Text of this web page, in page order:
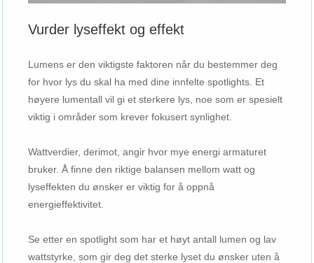
Vurder lyseffekt og effekt
Lumens er den viktigste faktoren når du bestemmer deg
for hvor lys du skal ha med dine innfelte spotlights. Et
høyere lumentall vil gi et sterkere lys, noe som er spesielt
viktig i områder som krever fokusert synlighet.
Wattverdier, derimot, angir hvor mye energi armaturet
bruker. Å finne den riktige balansen mellom watt og
lyseffekten du ønsker er viktig for å oppnå
energieffektivitet.
Se etter en spotlight som har et høyt antall lumen og lav
wattstyrke, som gir deg det sterke lyset du ønsker uten å